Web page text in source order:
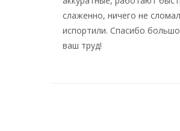
слаженно, ничего не
испортили. Спасибо
ваш труд!